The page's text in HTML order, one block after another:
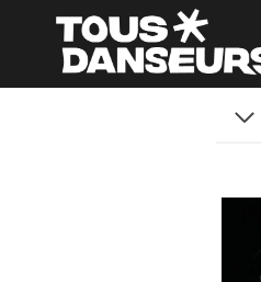
contenu